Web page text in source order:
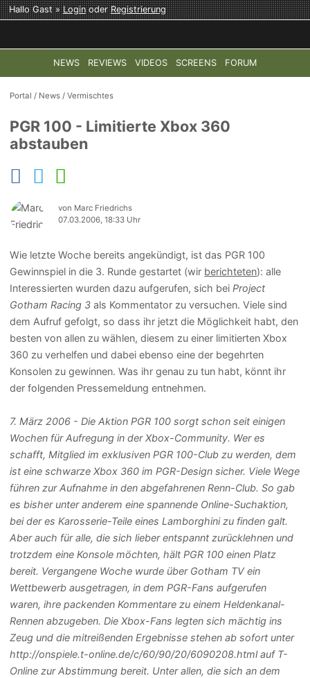
Hallo Gast »LoginoderRegistrierung
NEWS REVIEWS VIDEOS SCREENS FORUM
TOP-THEMEN: COD: MODERN WARFARE 4 HALO:
Portal / News /Vermischtes
PGR 100 - Limitierte Xbox 360
abstauben
von Marc Friedrichs
07.03.2006, 18:33 Uhr
Wie letzte Woche bereits angekündigt, ist das PGR 100
Gewinnspiel in die 3. Runde gestartet (wir berichteten): alle
Interessierten wurden dazu aufgerufen, sich bei Project
Gotham Racing 3 als Kommentator zu versuchen. Viele sind
dem Aufruf gefolgt, so dass ihr jetzt die Möglichkeit habt, den
besten von allen zu wählen, diesem zu einer limitierten Xbox
360 zu verhelfen und dabei ebenso eine der begehrten
Konsolen zu gewinnen. Was ihr genau zu tun habt, könnt ihr
der folgenden Pressemeldung entnehmen.
7. März 2006 - Die Aktion PGR 100 sorgt schon seit einigen
Wochen für Aufregung in der Xbox-Community. Wer es
schafft, Mitglied im exklusiven PGR 100-Club zu werden, dem
ist eine schwarze Xbox 360 im PGR-Design sicher. Viele Wege
führen zur Aufnahme in den abgefahrenen Renn-Club. So gab
es bisher unter anderem eine spannende Online-Suchaktion,
bei der es Karosserie-Teile eines Lamborghini zu finden galt.
Aber auch für alle, die sich lieber entspannt zurücklehnen und
trotzdem eine Konsole möchten, hält PGR 100 einen Platz
bereit. Vergangene Woche wurde über Gotham TV ein
Wettbewerb ausgetragen, in dem PGR-Fans aufgerufen
waren, ihre packenden Kommentare zu einem Heldenkanal-
Rennen abzugeben. Die Xbox-Fans legten sich mächtig ins
Zeug und die mitreißenden Ergebnisse stehen ab sofort unter
http://onspiele.t-online.de/c/60/90/20/6090208.html auf T-
Online zur Abstimmung bereit. Unter allen, die sich an dem